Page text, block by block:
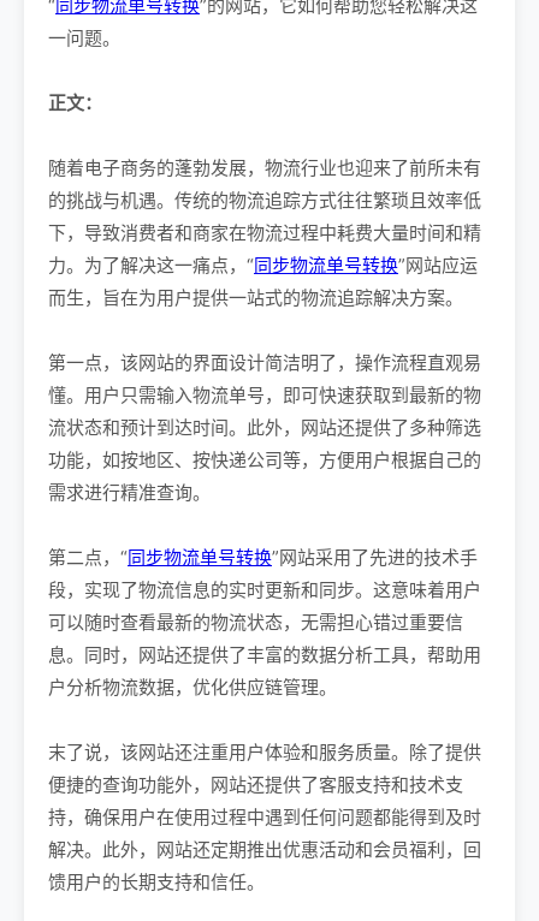
“同步物流单号转换”的网站，它如何帮助您轻松解决这
一问题。
正文：
随着电子商务的蓬勃发展，物流行业也迎来了前所未有
的挑战与机遇。传统的物流追踪方式往往繁琐且效率低
下，导致消费者和商家在物流过程中耗费大量时间和精
力。为了解决这一痛点，“同步物流单号转换”网站应运
而生，旨在为用户提供一站式的物流追踪解决方案。
第一点，该网站的界面设计简洁明了，操作流程直观易
懂。用户只需输入物流单号，即可快速获取到最新的物
流状态和预计到达时间。此外，网站还提供了多种筛选
功能，如按地区、按快递公司等，方便用户根据自己的
需求进行精准查询。
第二点，“同步物流单号转换”网站采用了先进的技术手
段，实现了物流信息的实时更新和同步。这意味着用户
可以随时查看最新的物流状态，无需担心错过重要信
息。同时，网站还提供了丰富的数据分析工具，帮助用
户分析物流数据，优化供应链管理。
末了说，该网站还注重用户体验和服务质量。除了提供
便捷的查询功能外，网站还提供了客服支持和技术支
持，确保用户在使用过程中遇到任何问题都能得到及时
解决。此外，网站还定期推出优惠活动和会员福利，回
馈用户的长期支持和信任。